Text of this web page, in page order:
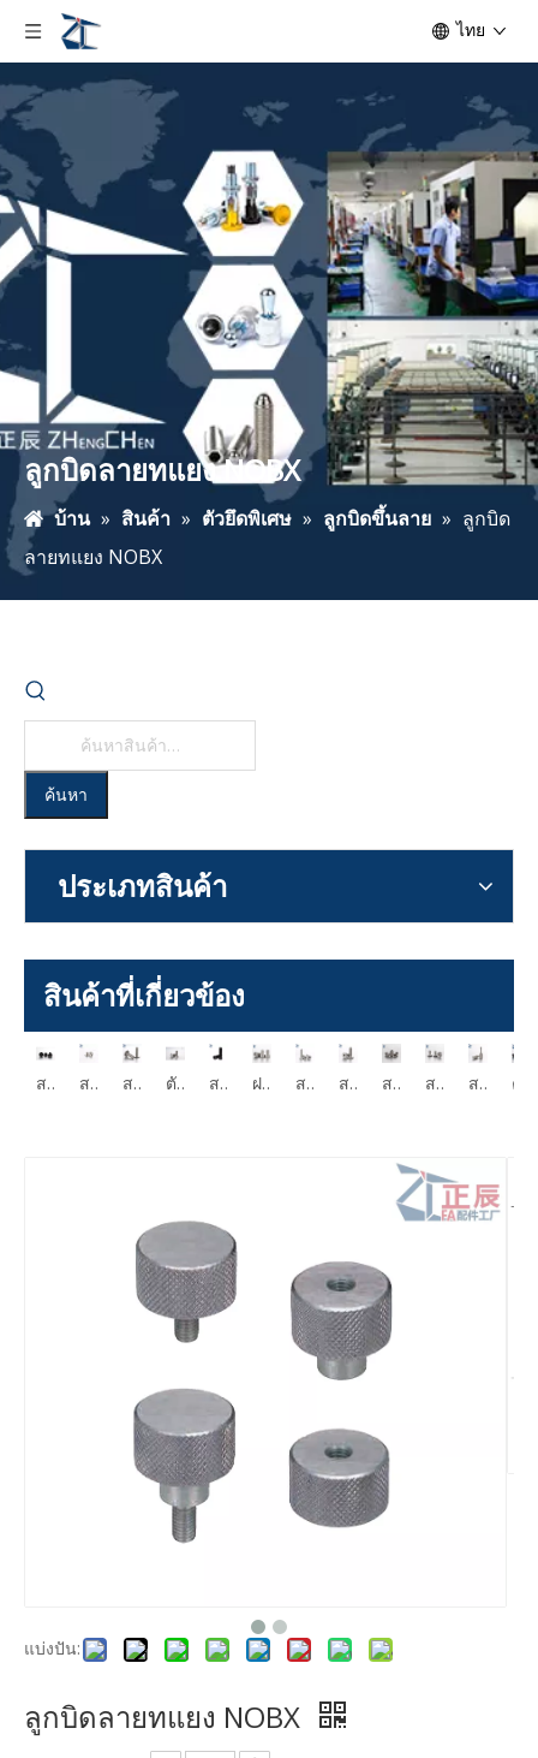
ไทย
ลูกบิดลายทแยง NOBX
บ้าน » สินค้า » ตัวยึดพิเศษ » ลูกบิดขึ้นลาย » ลูกบิด
ลายทแยง NOBX
ค้นหา
ประเภทสินค้า
สินค้าที่เกี่ยวข้อง
สกรูหัวจมหกเหลี่ยมหัวจมต่ำพิเศษ CBSS CBSTS สกรูหัวจมหกเหลี่ยมแบบ Low Profile พิเศษ CBSTSR M2-M6 สกรูฝาครอบซ็อกเก็ต Torx รายละเอียดต่ำพิเศษ CBSTSE M2 M6 ตัวยึดสกรูหัวหกเหลี่ยมโปรไฟล์ต่ำพิเศษสแตนเลส 304 RSCBT4 M8 สกรูหัวจมหกเหลี่ยมหัวเล็ก KBB KBBS SBB SBBSS ฝาปิดช่องดูดสูญญากาศ สกรูระบายอากาศ สกรูกลวง CBAS สกรูฝาครอบซ็อกเก็ตโปรไฟล์ต่ำระบายอากาศ CBAST สกรูหัวจมแบบ Low Profile แบบมีรูระบายอากาศ CBASG สกรูตัวหนอนระบายอากาศ MCBAS สกรูยึดหัวโครงสเตนเลสสตีล Phillips Drive GUTBJ สกรูยึด หัวขึ้นลาย หัวยาว สเตนเลส GUTBR
แบ่งปัน:
ลูกบิดลายทแยง NOBX